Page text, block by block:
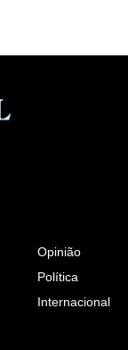
Opinião
Política
Internacional